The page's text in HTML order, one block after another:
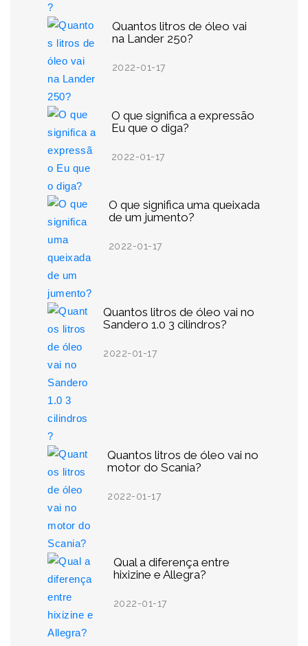
Quantos litros de óleo vai
na Lander 250?
2022-01-17
O que significa a expressão
Eu que o diga?
2022-01-17
O que significa uma queixada
de um jumento?
2022-01-17
Quantos litros de óleo vai no
Sandero 1.0 3 cilindros?
2022-01-17
Quantos litros de óleo vai no
motor do Scania?
2022-01-17
Qual a diferença entre
hixizine e Allegra?
2022-01-17